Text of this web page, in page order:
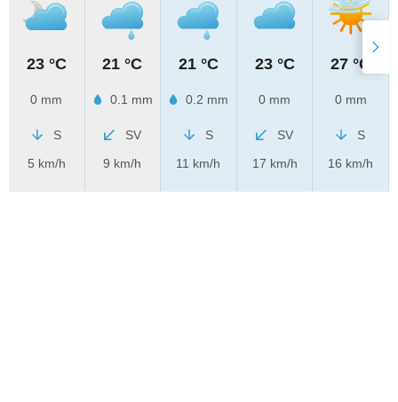
23 °C
0 mm
S
5 km/h
21 °C
0.1 mm
SV
9 km/h
21 °C
0.2 mm
S
11 km/h
23 °C
0 mm
SV
17 km/h
27 °C
0 mm
S
16 km/h